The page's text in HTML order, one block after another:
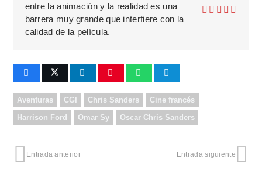
entre la animación y la realidad es una
barrera muy grande que interfiere con la
calidad de la película.
Aventuras CGI Chris Sanders Cine francés
Harrison Ford Omar Sy Oscar Chris Sanders
Entrada anterior Entrada siguiente